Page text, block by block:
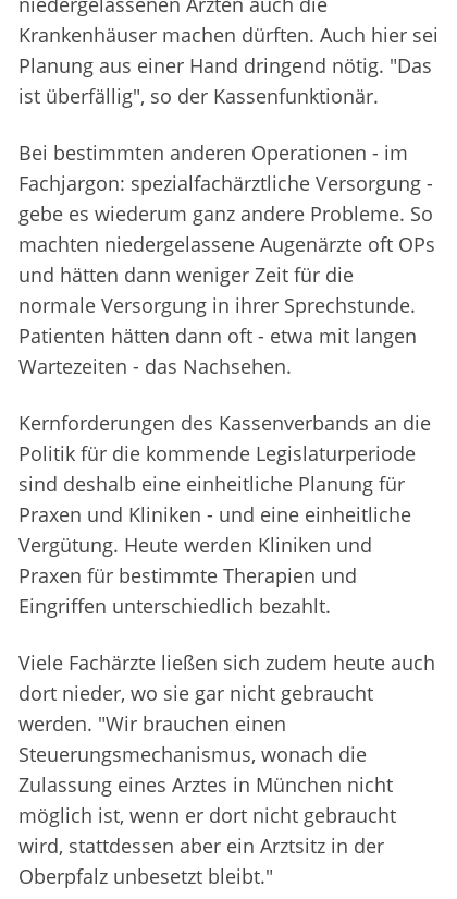
Krankenhäuser machen dürften. Auch hier sei
Planung aus einer Hand dringend nötig. "Das
ist überfällig", so der Kassenfunktionär.
Bei bestimmten anderen Operationen - im
Fachjargon: spezialfachärztliche Versorgung -
gebe es wiederum ganz andere Probleme. So
machten niedergelassene Augenärzte oft OPs
und hätten dann weniger Zeit für die
normale Versorgung in ihrer Sprechstunde.
Patienten hätten dann oft - etwa mit langen
Wartezeiten - das Nachsehen.
Kernforderungen des Kassenverbands an die
Politik für die kommende Legislaturperiode
sind deshalb eine einheitliche Planung für
Praxen und Kliniken - und eine einheitliche
Vergütung. Heute werden Kliniken und
Praxen für bestimmte Therapien und
Eingriffen unterschiedlich bezahlt.
Viele Fachärzte ließen sich zudem heute auch
dort nieder, wo sie gar nicht gebraucht
werden. "Wir brauchen einen
Steuerungsmechanismus, wonach die
Zulassung eines Arztes in München nicht
möglich ist, wenn er dort nicht gebraucht
wird, stattdessen aber ein Arztsitz in der
Oberpfalz unbesetzt bleibt."